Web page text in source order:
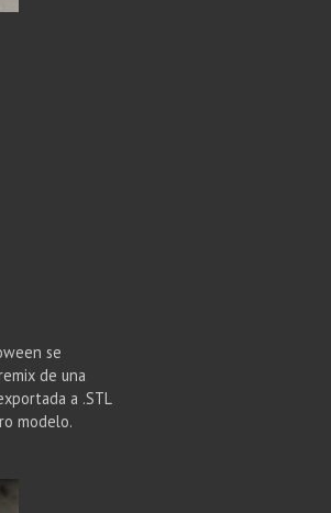
se
de una
a .STL
modelo.